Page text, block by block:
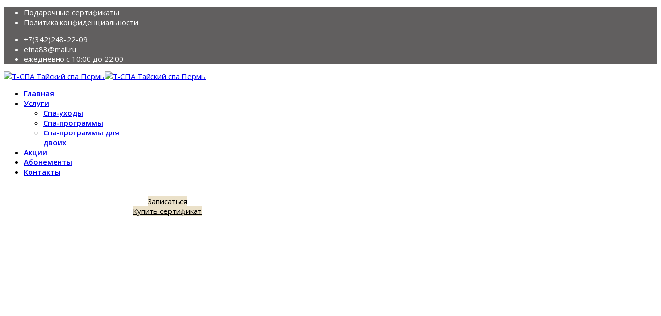
Подарочные сертификаты
Политика конфиденциальности
+7(342)248-22-09
etna83@mail.ru
ежедневно с 10:00 до 22:00
Главная
Услуги
Спа-уходы
Спа-программы
Спа-программы для
двоих
Акции
Абонементы
Контакты
Записаться
Купить сертификат